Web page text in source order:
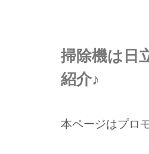
掃除機は日
紹介♪
本ページはプロ